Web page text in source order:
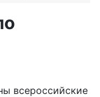
всероссийские